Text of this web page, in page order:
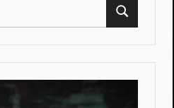
Поиск